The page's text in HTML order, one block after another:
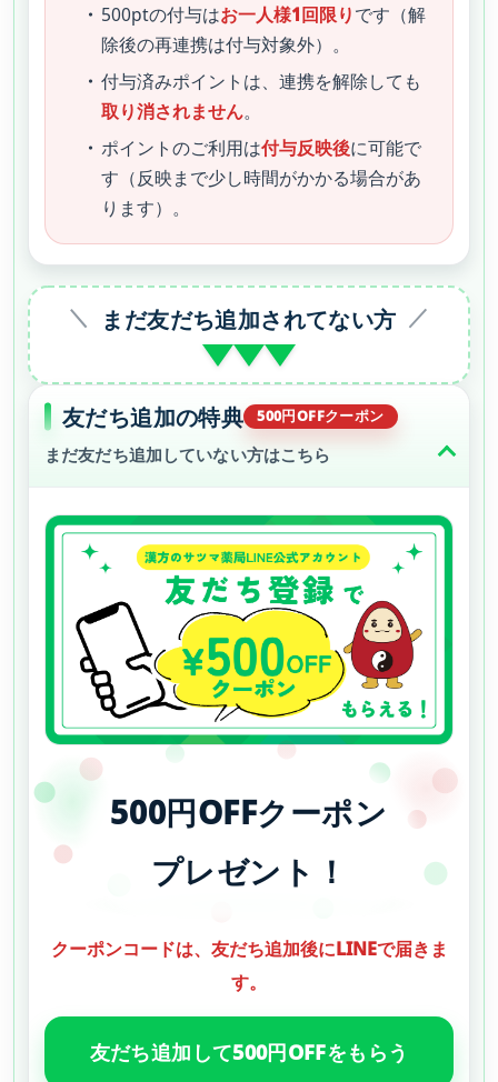
500ptの付与はお一人様1回限りです（解
除後の再連携は付与対象外）。
付与済みポイントは、連携を解除しても
取り消されません。
ポイントのご利用は付与反映後に可能で
す（反映まで少し時間がかかる場合があ
ります）。
まだ友だち追加されてない方
友だち追加の特典
まだ友だち追加していない方はこちら
500円OFFクーポン
プレゼント！
クーポンコードは、友だち追加後にLINEで届きま
す。
友だち追加して500円OFFをもらう